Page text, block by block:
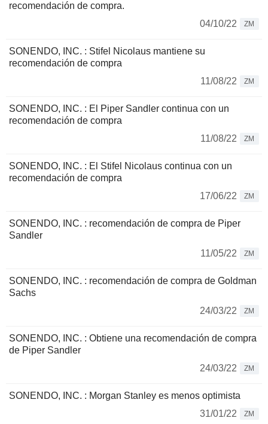
recomendación de compra.
04/10/22
ZM
SONENDO, INC. : Stifel Nicolaus mantiene su
recomendación de compra
11/08/22
ZM
SONENDO, INC. : El Piper Sandler continua con un
recomendación de compra
11/08/22
ZM
SONENDO, INC. : El Stifel Nicolaus continua con un
recomendación de compra
17/06/22
ZM
SONENDO, INC. : recomendación de compra de Piper
Sandler
11/05/22
ZM
SONENDO, INC. : recomendación de compra de Goldman
Sachs
24/03/22
ZM
SONENDO, INC. : Obtiene una recomendación de compra
de Piper Sandler
24/03/22
ZM
SONENDO, INC. : Morgan Stanley es menos optimista
31/01/22
ZM